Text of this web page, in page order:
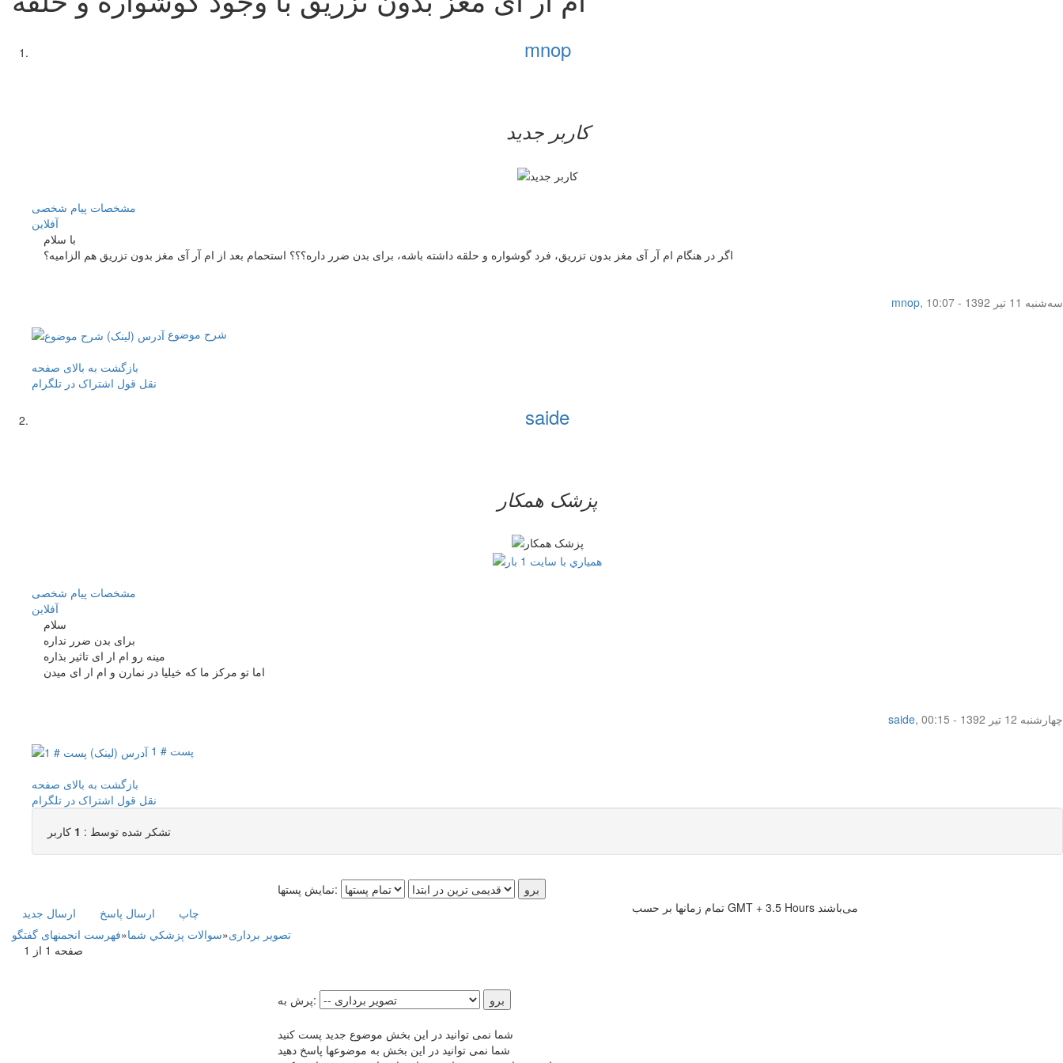
mnop
کاربر جدید
مشخصات پیام شخصی
آفلاين
با سلام
اگر در هنگام ام آر آی مغز بدون تزریق، فرد گوشواره و حلقه داشته باشه، برای بدن ضرر داره؟؟؟ استحمام بعد از ام آر آی مغز بدون تزریق هم الزامیه؟
mnop,
سه‌شنبه 11 تیر 1392 - 10:07
شرح موضوع
بازگشت به بالای صفحه
نقل قول اشتراک در تلگرام
saide
پزشک همکار
مشخصات پیام شخصی
آفلاين
سلام
برای بدن ضرر نداره
مینه رو ام ار ای تاثیر بذاره
اما تو مرکز ما که خیلیا در نمارن و ام ار ای میدن
saide,
چهار‌شنبه 12 تیر 1392 - 00:15
پست # 1
بازگشت به بالای صفحه
نقل قول اشتراک در تلگرام
تشکر شده توسط : 1 کاربر
نمایش پستها:
ارسال جديد
ارسال پاسخ چاپ
تمام زمانها بر حسب GMT + 3.5 Hours می‌باشند
فهرست انجمنهای گفتگو»سوالات پزشکي شما»تصویر برداری
صفحه 1 از 1
پرش به:
شما نمی توانید در این بخش موضوع جدید پست کنید
شما نمی توانید در این بخش به موضوعها پاسخ دهید